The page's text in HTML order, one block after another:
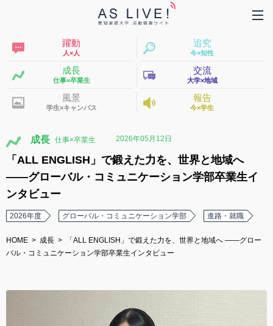
躍動
人×人
追究
今×知性
成長
仕事×卒業生
交流
大学×地域
風景
学生×キャンパス
報告
今×学生
成長 2026年05月12日
「ALL ENGLISH」で鍛えた力を、世界と地域へ
――グローバル・コミュニケーション学部卒業生イ
ンタビュー
2026年度 グローバル・コミュニケーション学部 進路・就職
HOME 成長
「ALL ENGLISH」で鍛えた力を、世界と地域へ ――グロー
バル・コミュニケーション学部卒業生インタビュー